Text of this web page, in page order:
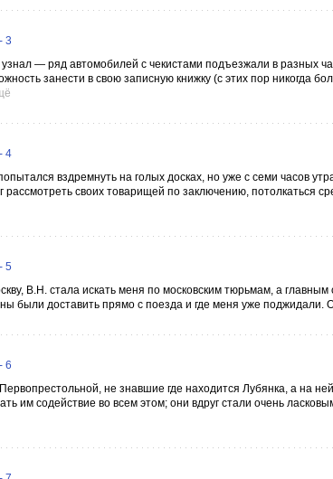
3
— ряд автомобилей с чекистами подъезжали в разных
занести в свою записную книжку (с этих пор никогда
4
вздремнуть на голых досках, но уже с семи часов
рассмотреть своих товарищей по заключению, потолкаться
5
В.Н. стала искать меня по московским тюрьмам, а
были доставить прямо с поезда и где меня уже поджидали.
6
не знавшие где находится Лубянка, а на
им содействие во всем этом; они вдруг стали очень